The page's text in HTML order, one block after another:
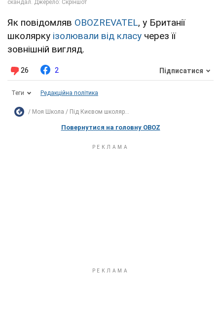
Як повідомляв OBOZREVATEL, у Британії
школярку ізолювали від класу через її
зовнішній вигляд.
26 2 Підписатися
Теги Редакційна політика
Моя Школа Під Києвом школяр...
Повернутися на головну OBOZ